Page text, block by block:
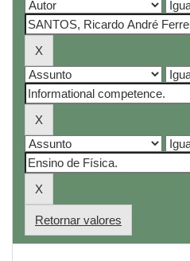
Retornar valores